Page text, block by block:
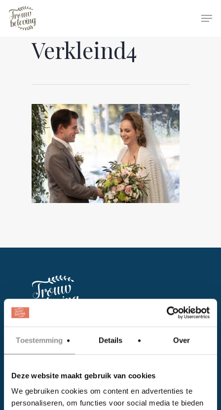
Toestemming Details Over
Deze website maakt gebruik van cookies
We gebruiken cookies om content en advertenties te
personaliseren, om functies voor social media te bieden
Hit enter to search or ESC to close
Verkleind4
Facebook
Instagram
EVENTS